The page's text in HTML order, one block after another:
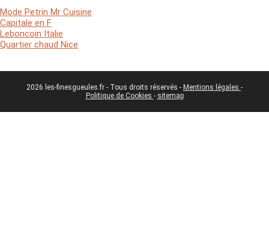
Mode Petrin Mr Cuisine
Capitale en F
Leboncoin Italie
Quartier chaud Nice
2026 les-finesgueules.fr - Tous droits réservés - Mentions légales -
Politique de Cookies - sitemap